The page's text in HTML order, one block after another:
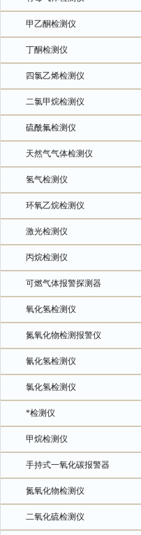
甲乙酮检测仪
丁酮检测仪
四氯乙烯检测仪
二氯甲烷检测仪
硫酰氟检测仪
天然气气体检测仪
氢气检测仪
环氧乙烷检测仪
激光检测仪
丙烷检测仪
可燃气体报警探测器
氧化氢检测仪
氮氧化物检测报警仪
氰化氢检测仪
氯化氢检测仪
*检测仪
甲烷检测仪
手持式一氧化碳报警器
氮氧化物检测仪
二氧化硫检测仪